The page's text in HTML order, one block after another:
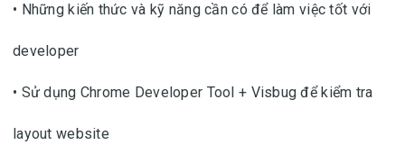
• Những kiến thức và kỹ năng cần có để làm việc tốt với
developer
• Sử dụng Chrome Developer Tool + Visbug để kiểm tra
layout website